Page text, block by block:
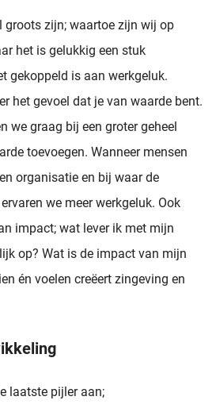
groots zijn; waartoe zijn wij op
het is gelukkig een stuk
gekoppeld is aan werkgeluk.
het gevoel dat je van waarde bent.
we graag bij een groter geheel
toevoegen. Wanneer mensen
organisatie en bij waar de
we meer werkgeluk. Ook
impact; wat lever ik met mijn
op? Wat is de impact van mijn
én voelen creëert zingeving en
laatste pijler aan;